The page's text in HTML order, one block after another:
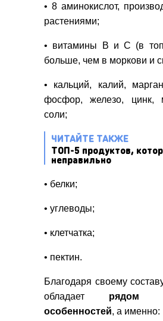
• 8 аминокислот,
растениями;
• витамины В и С (в
больше, чем в моркови и
• кальций, калий,
фосфор, железо, цинк,
соли;
ЧИТАЙТЕ ТАКЖЕ
ТОП-5 продуктов,
неправильно
• белки;
• углеводы;
• клетчатка;
• пектин.
Благодаря своему
обладает рядом
особенностей, а именно: